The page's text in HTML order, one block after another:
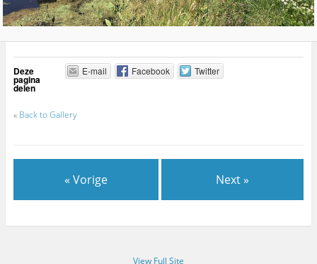
Deze
pagina
delen
E-mail Facebook Twitter
« Back to Gallery
« Vorige Next »
View Full Site